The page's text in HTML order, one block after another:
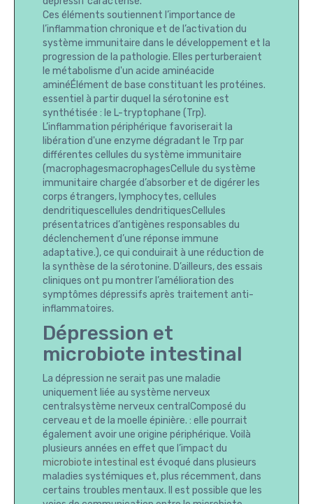
Ces éléments soutiennent l’importance de
l’inflammation chronique et de l’activation du
système immunitaire dans le développement et la
progression de la pathologie. Elles perturberaient
le métabolisme d'un acide aminéacide
aminéÉlément de base constituant les protéines.
essentiel à partir duquel la sérotonine est
synthétisée : le L-tryptophane (Trp).
L’inflammation périphérique favoriserait la
libération d'une enzyme dégradant le Trp par
différentes cellules du système immunitaire
(macrophagesmacrophagesCellule du système
immunitaire chargée d’absorber et de digérer les
corps étrangers, lymphocytes, cellules
dendritiquescellules dendritiquesCellules
présentatrices d’antigènes responsables du
déclenchement d’une réponse immune
adaptative.), ce qui conduirait à une réduction de
la synthèse de la sérotonine. D’ailleurs, des essais
cliniques ont pu montrer l’amélioration des
symptômes dépressifs après traitement anti-
inflammatoires.
Dépression et
microbiote intestinal
La dépression ne serait pas une maladie
uniquement liée au système nerveux
centralsystème nerveux centralComposé du
cerveau et de la moelle épinière. : elle pourrait
également avoir une origine périphérique. Voilà
plusieurs années en effet que l’impact du
microbiote intestinal est évoqué dans plusieurs
maladies systémiques et, plus récemment, dans
certains troubles mentaux. Il est possible que les